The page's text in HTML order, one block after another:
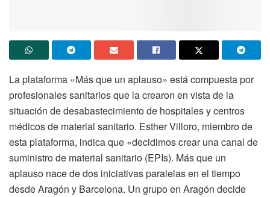
La plataforma «Más que un aplauso» está compuesta por
profesionales sanitarios que la crearon en vista de la
situación de desabastecimiento de hospitales y centros
médicos de material sanitario. Esther Villoro, miembro de
esta plataforma, indica que «decidimos crear una canal de
suministro de material sanitario (EPIs). Más que un
aplauso nace de dos iniciativas paralelas en el tiempo
desde Aragón y Barcelona. Un grupo en Aragón decide